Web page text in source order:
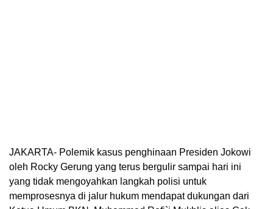
JAKARTA- Polemik kasus penghinaan Presiden Jokowi
oleh Rocky Gerung yang terus bergulir sampai hari ini
yang tidak mengoyahkan langkah polisi untuk
memprosesnya di jalur hukum mendapat dukungan dari